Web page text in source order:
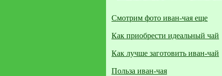
Смотрим фото иван-чая еще
Как приобрести идеальный чай
Как лучше заготовить иван-чай
Польза иван-чая